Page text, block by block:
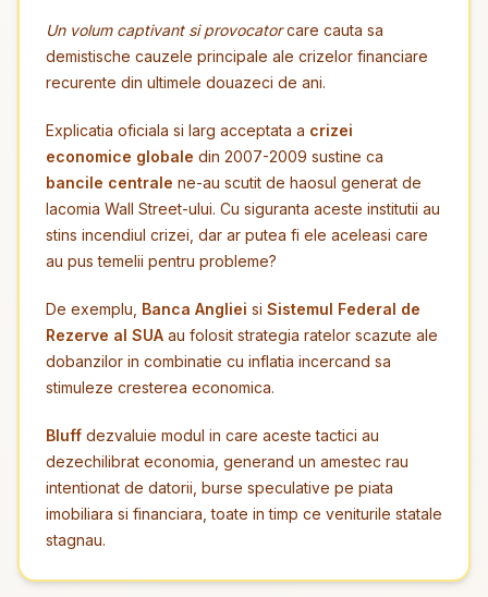
Un volum captivant si provocatorcare cauta sa
demistische cauzele principale ale crizelor financiare
recurente din ultimele douazeci de ani.
Explicatia oficiala si larg acceptata a crizei
economice globale din 2007-2009 sustine ca
bancile centrale ne-au scutit de haosul generat de
lacomia Wall Street-ului. Cu siguranta aceste institutii au
stins incendiul crizei, dar ar putea fi ele aceleasi care
au pus temelii pentru probleme?
De exemplu, Banca Angliei si Sistemul Federal de
Rezerve al SUA au folosit strategia ratelor scazute ale
dobanzilor in combinatie cu inflatia incercand sa
stimuleze cresterea economica.
Bluff dezvaluie modul in care aceste tactici au
dezechilibrat economia, generand un amestec rau
intentionat de datorii, burse speculative pe piata
imobiliara si financiara, toate in timp ce veniturile statale
stagnau.